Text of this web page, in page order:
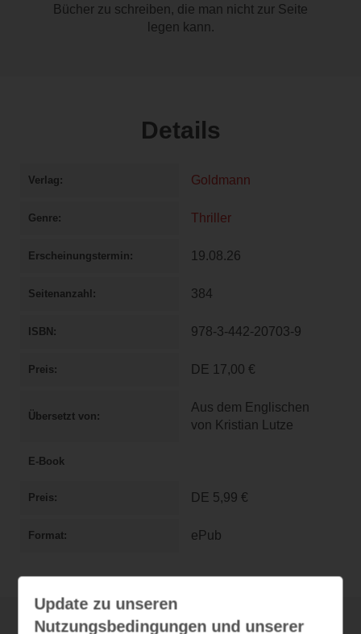
Bücher zu schreiben, die man nicht zur Seite
legen kann.
Details
Verlag Goldmann
Genre Thriller
Erscheinungstermin 19.08.26
Seitenanzahl 384
ISBN 978-3-442-20703-9
Preis DE 17,00 €
Übersetzt von
Aus dem Englischen
von Kristian Lutze
E-Book
Preis DE 5,99 €
Format ePub
Update zu unseren
Nutzungsbedingungen und unserer